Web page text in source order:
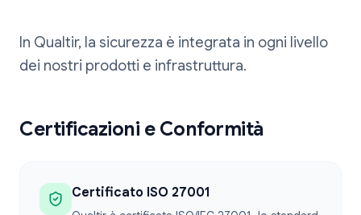
In Qualtir, la sicurezza è integrata in ogni livello
dei nostri prodotti e infrastruttura.
Certificazioni e Conformità
Certificato ISO 27001